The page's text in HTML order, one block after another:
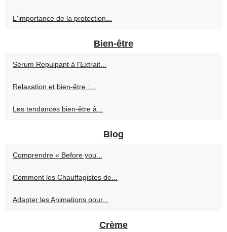
L'importance de la protection...
Bien-être
Sérum Repulpant à l'Extrait...
Relaxation et bien-être :...
Les tendances bien-être à...
Blog
Comprendre « Before you...
Comment les Chauffagistes de...
Adapter les Animations pour...
Crème